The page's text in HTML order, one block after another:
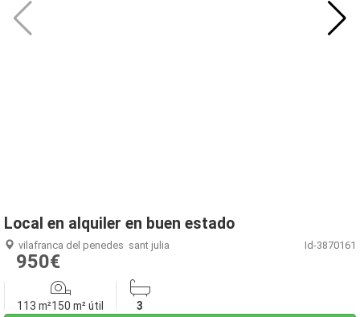
Local en alquiler en buen estado
vilafranca del penedes sant julia Id-3870161
950€
113 m²150 m² útil
3